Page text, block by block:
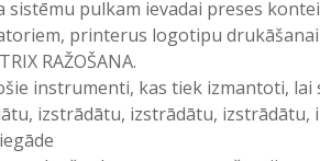
sistēmu pulkam ievadai preses
printerus logotipu
RAŽOŠANA.
instrumenti, kas tiek izmantoti,
izstrādātu, izstrādātu, izstrādātu,